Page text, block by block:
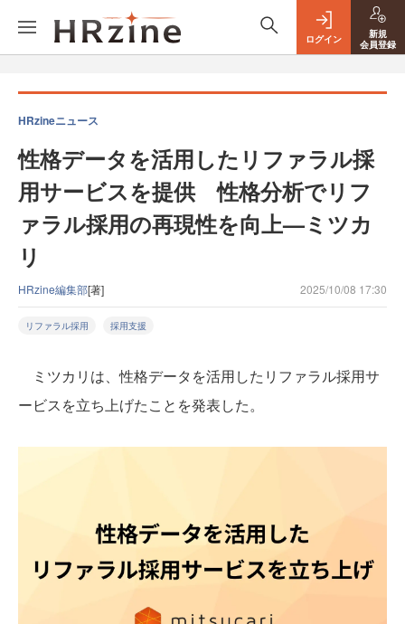
ログイン
新規
会員登録
HRzineニュース
性格データを活用したリファラル採
用サービスを提供 性格分析でリフ
ァラル採用の再現性を向上—ミツカ
リ
HRzine編集部[著] 2025/10/08 17:30
リファラル採用 採用支援
ミツカリは、性格データを活用したリファラル採用サ
ービスを立ち上げたことを発表した。